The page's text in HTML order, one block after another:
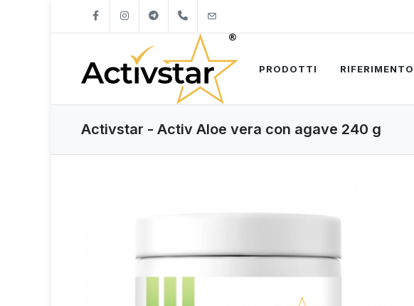
+421904262747
PRODOTTI RIFERIMENTO
Activstar - Activ Aloe vera con agave 240 g